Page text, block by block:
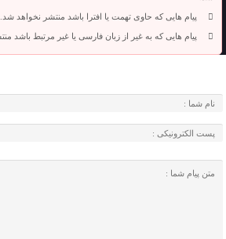
پیام هایی که حاوی تهمت یا افترا باشد منتشر نخواهد شد.
پیام هایی که به غیر از زبان فارسی یا غیر مرتبط باشد